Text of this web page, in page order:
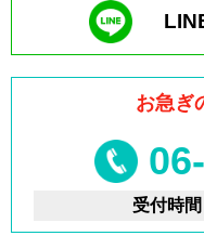
お急ぎ
受付時間